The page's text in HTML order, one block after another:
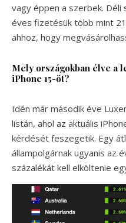
vagy éppen a szerbek. Déli
éves fizetésük több mint
ahhoz, hogy
Mely országokban élve a
iPhone 15-öt?
Idén már második éve
listán, ahol az aktuális
kérdését feszegetik. Egy
állampolgárnak ugyanis az
százalékát kell elköltenie